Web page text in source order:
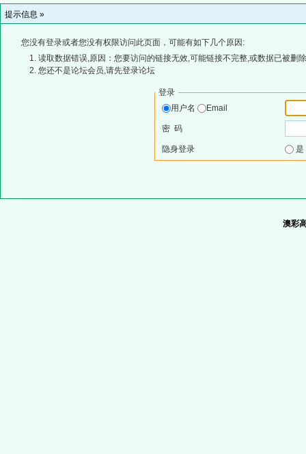
提示信息 »
您没有登录或者您没有权限访问此页面，可能有如下几个原因:
读取数据错误,原因：您要访问的链接无效,可能链接不完整,或数据已被删
您还不是论坛会员,请先登录论坛
登录
用户名
Email
密 码
隐身登录
澳彩